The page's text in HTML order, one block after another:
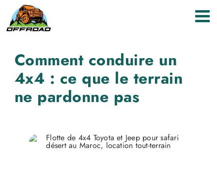
Passer
contenu
Comment conduire un
4x4 : ce que le terrain
ne pardonne pas